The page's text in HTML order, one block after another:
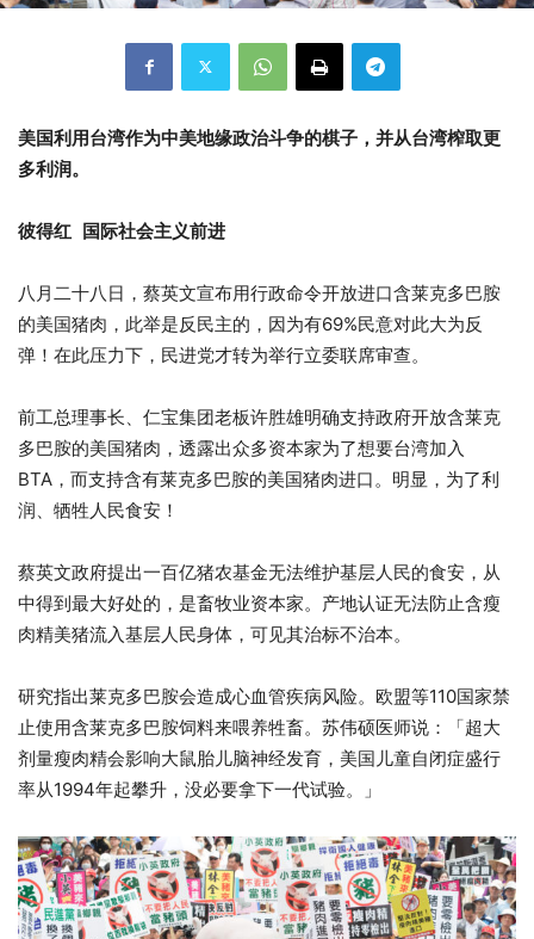
美国利用台湾作为中美地缘政治斗争的棋子，并从台湾榨取更
多利润。
彼得红 国际社会主义前进
八月二十八日，蔡英文宣布用行政命令开放进口含莱克多巴胺
的美国猪肉，此举是反民主的，因为有69%民意对此大为反
弹！在此压力下，民进党才转为举行立委联席审查。
前工总理事长、仁宝集团老板许胜雄明确支持政府开放含莱克
多巴胺的美国猪肉，透露出众多资本家为了想要台湾加入
BTA，而支持含有莱克多巴胺的美国猪肉进口。明显，为了利
润、牺牲人民食安！
蔡英文政府提出一百亿猪农基金无法维护基层人民的食安，从
中得到最大好处的，是畜牧业资本家。产地认证无法防止含瘦
肉精美猪流入基层人民身体，可见其治标不治本。
研究指出莱克多巴胺会造成心血管疾病风险。欧盟等110国家禁
止使用含莱克多巴胺饲料来喂养牲畜。苏伟硕医师说：「超大
剂量瘦肉精会影响大鼠胎儿脑神经发育，美国儿童自闭症盛行
率从1994年起攀升，没必要拿下一代试验。」